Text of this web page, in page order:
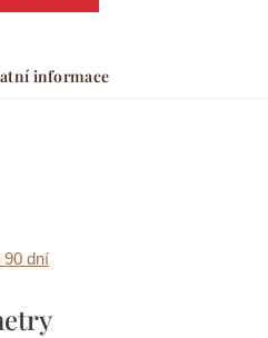
informace
dní